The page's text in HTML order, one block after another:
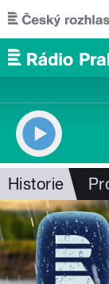
Přejít k hlavnímu
Historie